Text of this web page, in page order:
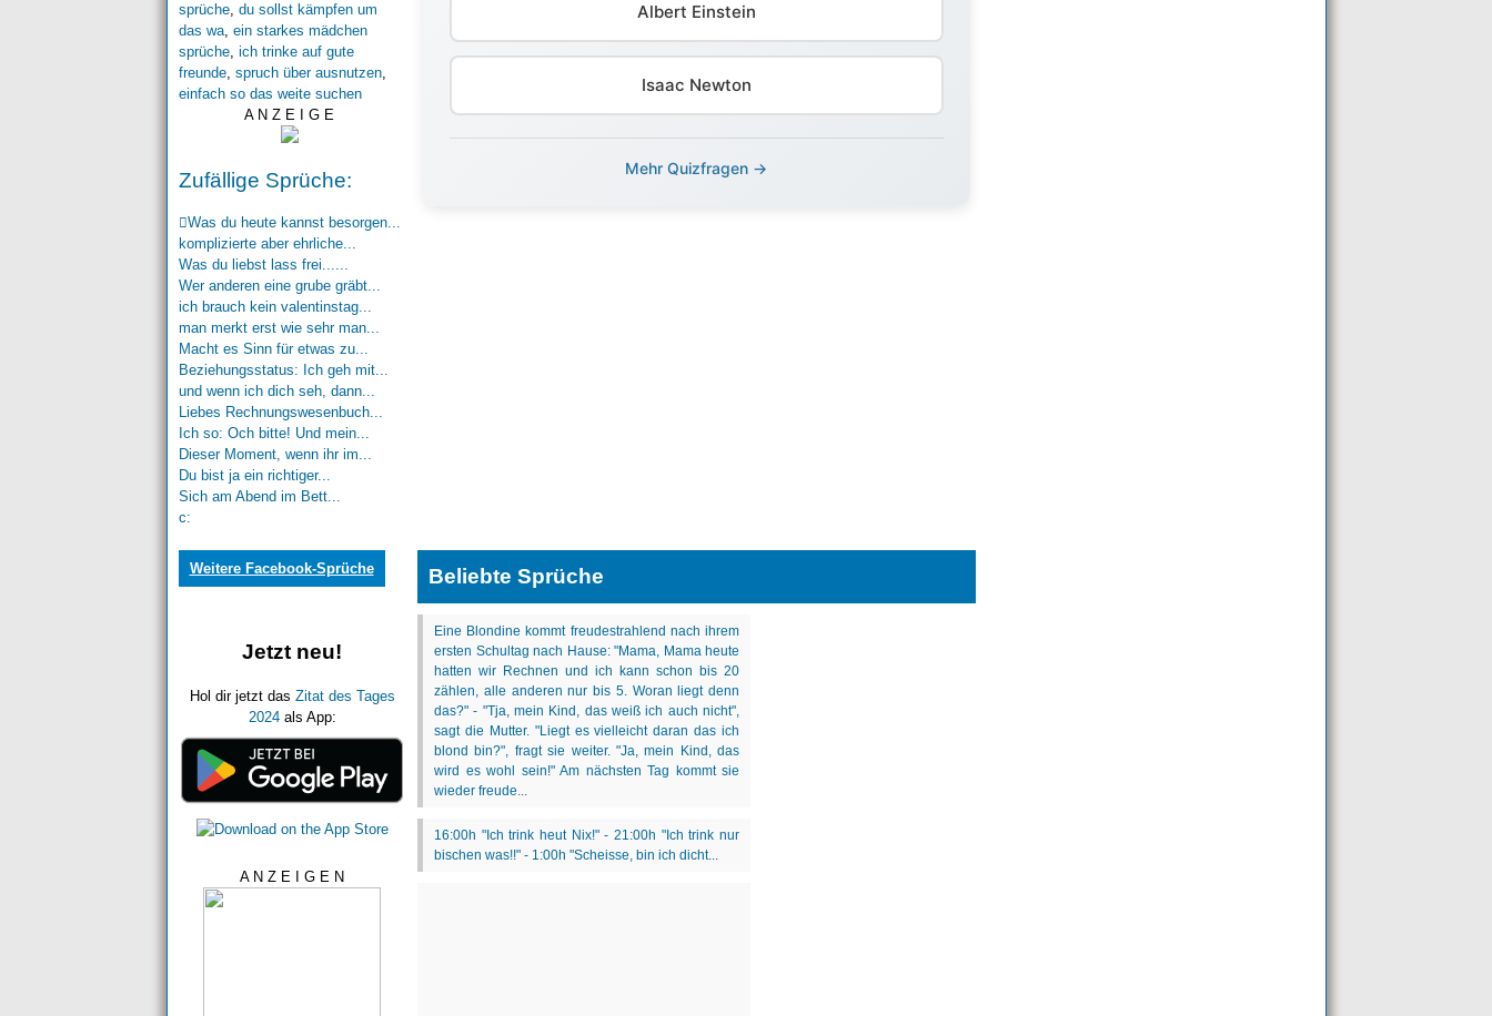
sprüche, du sollst kämpfen um
das wa, ein starkes mädchen
sprüche, ich trinke auf gute
freunde, spruch über ausnutzen,
einfach so das weite suchen
A N Z E I G E
Zufällige Sprüche:
Was du heute kannst besorgen...
komplizierte aber ehrliche...
Was du liebst lass frei......
Wer anderen eine grube gräbt...
ich brauch kein valentinstag...
man merkt erst wie sehr man...
Macht es Sinn für etwas zu...
Beziehungsstatus: Ich geh mit...
und wenn ich dich seh, dann...
Liebes Rechnungswesenbuch...
Ich so: Och bitte! Und mein...
Dieser Moment, wenn ihr im...
Du bist ja ein richtiger...
Sich am Abend im Bett...
c:
Weitere Facebook-Sprüche
Jetzt neu!
Hol dir jetzt das Zitat des Tages
2024als App:
A N Z E I G E N
Albert Einstein
Isaac Newton
Mehr Quizfragen →
Beliebte Sprüche